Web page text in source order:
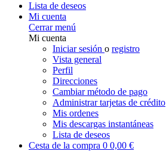
Lista de deseos
Mi cuenta
Cerrar menú
Mi cuenta
Iniciar sesión o registro
Vista general
Perfil
Direcciones
Cambiar método de pago
Administrar tarjetas de crédito
Mis ordenes
Mis descargas instantáneas
Lista de deseos
Cesta de la compra 0 0,00 €